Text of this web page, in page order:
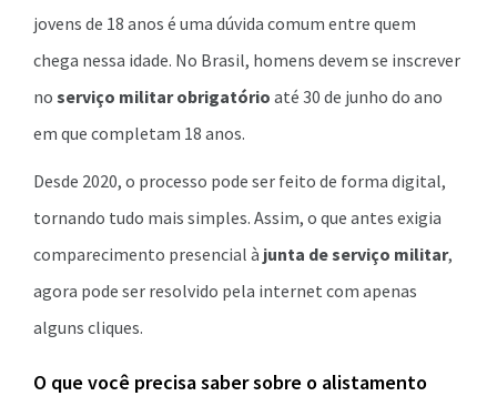
jovens de 18 anos é uma dúvida comum entre quem
chega nessa idade. No Brasil, homens devem se inscrever
no serviço militar obrigatório até 30 de junho do ano
em que completam 18 anos.
Desde 2020, o processo pode ser feito de forma digital,
tornando tudo mais simples. Assim, o que antes exigia
comparecimento presencial à junta de serviço militar,
agora pode ser resolvido pela internet com apenas
alguns cliques.
O que você precisa saber sobre o alistamento